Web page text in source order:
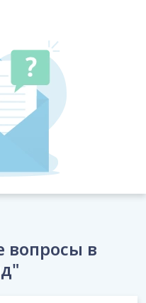
предусматривается
обязуется
работ в
даты произведения
оплаты в
договора
выполнение работ в
срок).
вопросы в